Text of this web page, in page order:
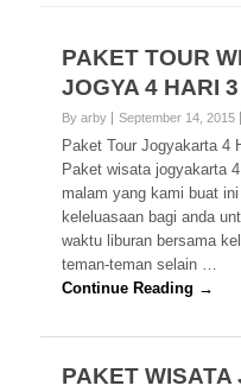
PAKET TOUR
JOGYA 4 HARI
By arby September 14, 2015
Paket Tour Jogyakarta 4
Paket wisata jogyakarta
malam yang kami buat
keleluasaan bagi anda
waktu liburan bersama
teman-teman selain …
Continue Reading →
PAKET WISATA